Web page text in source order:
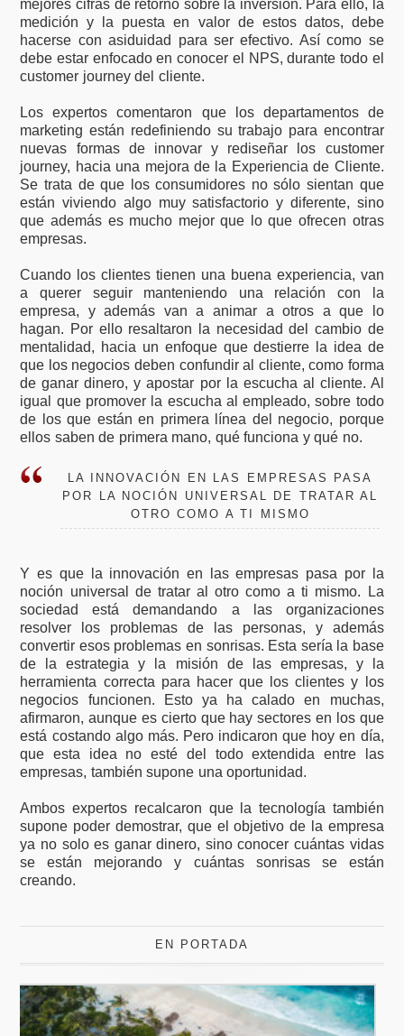
mejores cifras de retorno sobre la inversión. Para ello, la
medición y la puesta en valor de estos datos, debe
hacerse con asiduidad para ser efectivo. Así como se
debe estar enfocado en conocer el NPS, durante todo el
customer journey del cliente.
Los expertos comentaron que los departamentos de
marketing están redefiniendo su trabajo para encontrar
nuevas formas de innovar y rediseñar los customer
journey, hacia una mejora de la Experiencia de Cliente.
Se trata de que los consumidores no sólo sientan que
están viviendo algo muy satisfactorio y diferente, sino
que además es mucho mejor que lo que ofrecen otras
empresas.
Cuando los clientes tienen una buena experiencia, van
a querer seguir manteniendo una relación con la
empresa, y además van a animar a otros a que lo
hagan. Por ello resaltaron la necesidad del cambio de
mentalidad, hacia un enfoque que destierre la idea de
que los negocios deben confundir al cliente, como forma
de ganar dinero, y apostar por la escucha al cliente. Al
igual que promover la escucha al empleado, sobre todo
de los que están en primera línea del negocio, porque
ellos saben de primera mano, qué funciona y qué no.
LA INNOVACIÓN EN LAS EMPRESAS PASA
POR LA NOCIÓN UNIVERSAL DE TRATAR AL
OTRO COMO A TI MISMO
Y es que la innovación en las empresas pasa por la
noción universal de tratar al otro como a ti mismo. La
sociedad está demandando a las organizaciones
resolver los problemas de las personas, y además
convertir esos problemas en sonrisas. Esta sería la base
de la estrategia y la misión de las empresas, y la
herramienta correcta para hacer que los clientes y los
negocios funcionen. Esto ya ha calado en muchas,
afirmaron, aunque es cierto que hay sectores en los que
está costando algo más. Pero indicaron que hoy en día,
que esta idea no esté del todo extendida entre las
empresas, también supone una oportunidad.
Ambos expertos recalcaron que la tecnología también
supone poder demostrar, que el objetivo de la empresa
ya no solo es ganar dinero, sino conocer cuántas vidas
se están mejorando y cuántas sonrisas se están
creando.
EN PORTADA